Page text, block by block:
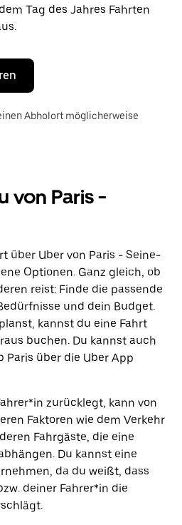
Tag des Jahres Fahrten
Abholort möglicherweise
von Paris -
über Uber von Paris - Seine-
Optionen. Ganz gleich, ob
reist: Finde die passende
und dein Budget.
kannst du eine Fahrt
buchen. Du kannst auch
Paris über die Uber App
zurücklegt, kann von
Faktoren wie dem Verkehr
Fahrgäste, die eine
Du kannst eine
da du weißt, dass
deiner Fahrer*in die